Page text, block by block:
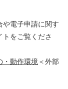
電子申請に関す
をご覧くださ
・動作環境＜外部